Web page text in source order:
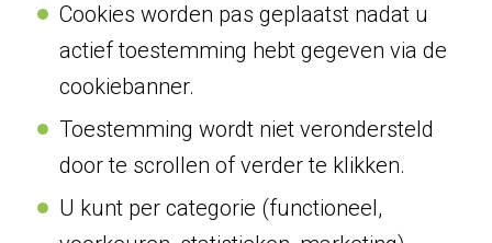
Cookies worden pas geplaatst nadat u
actief toestemming hebt gegeven via de
cookiebanner.
Toestemming wordt niet verondersteld
door te scrollen of verder te klikken.
U kunt per categorie (functioneel,